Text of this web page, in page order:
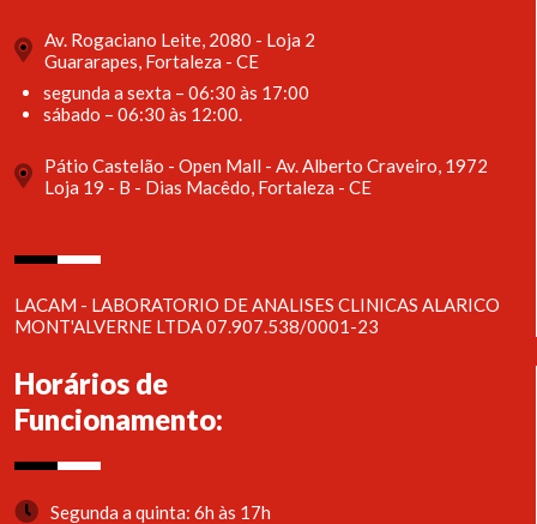
Av. Rogaciano Leite, 2080 - Loja 2
Guararapes, Fortaleza - CE
segunda a sexta – 06:30 às 17:00
sábado – 06:30 às 12:00.
Pátio Castelão - Open Mall - Av. Alberto Craveiro, 1972
Loja 19 - B - Dias Macêdo, Fortaleza - CE
LACAM - LABORATORIO DE ANALISES CLINICAS ALARICO
MONT'ALVERNE LTDA 07.907.538/0001-23
Horários de
Funcionamento:
Segunda a quinta: 6h às 17h